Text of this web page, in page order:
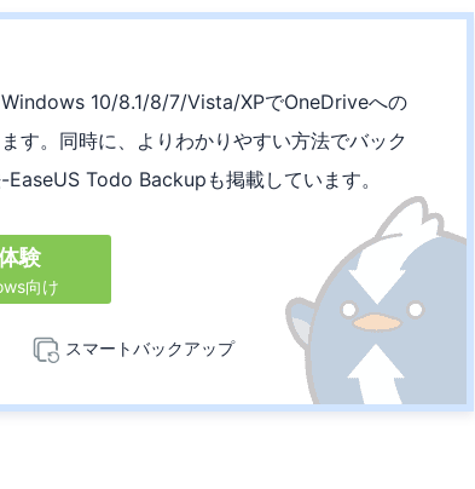
10/8.1/8/7/Vista/XPでOneDriveへの
す。同時に、よりわかりやすい方法でバック
Todo Backupも掲載しています。
験
向け
スマートバックアップ